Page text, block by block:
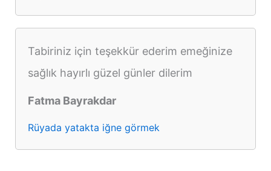
Tabiriniz için teşekkür ederim emeğinize
sağlık hayırlı güzel günler dilerim
Fatma Bayrakdar
Rüyada yatakta iğne görmek